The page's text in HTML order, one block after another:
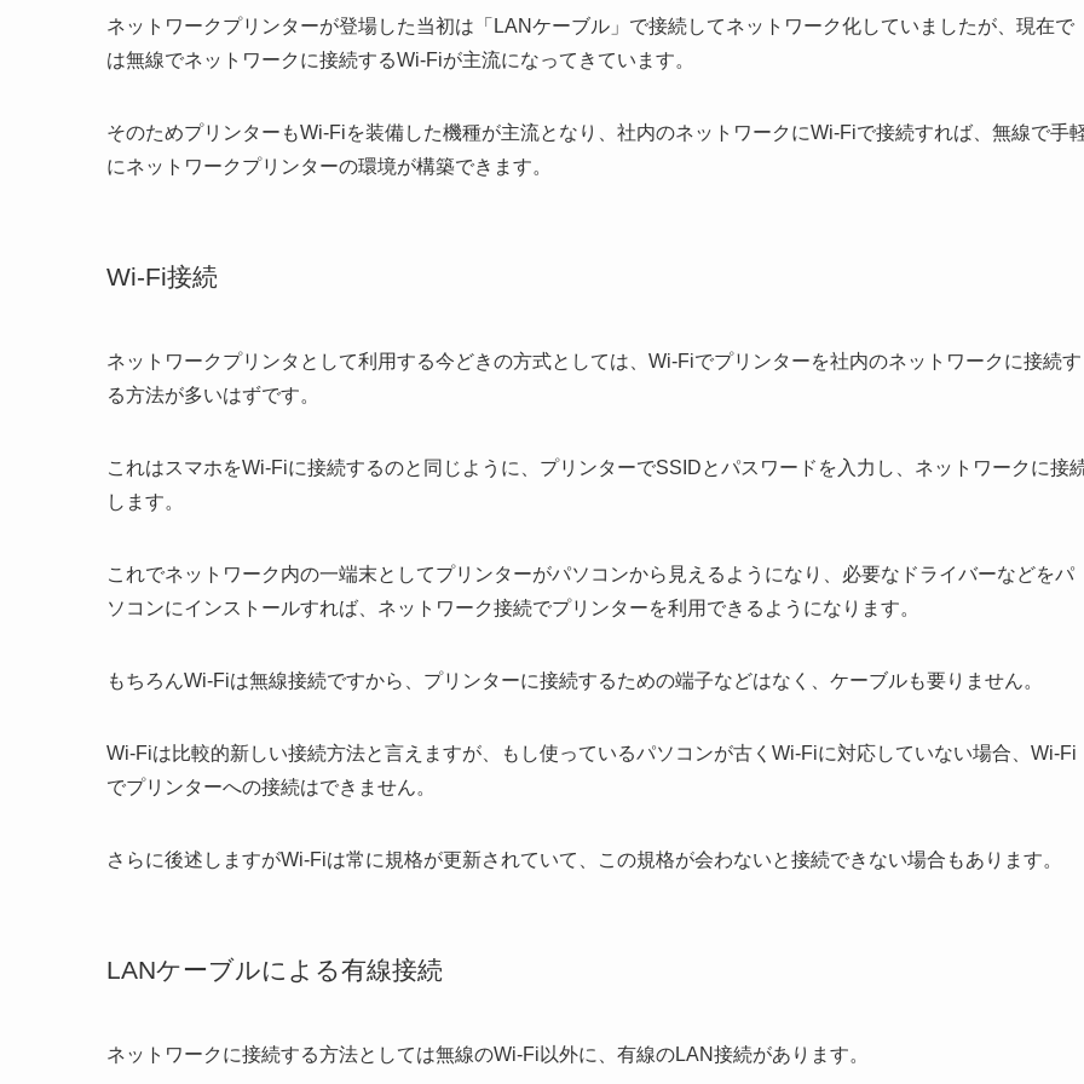
ネットワークプリンターが登場した当初は「LANケーブル」で接続してネットワーク化していましたが、現在で
は無線でネットワークに接続するWi-Fiが主流になってきています。
そのためプリンターもWi-Fiを装備した機種が主流となり、社内のネットワークにWi-Fiで接続すれば、無線で手
にネットワークプリンターの環境が構築できます。
Wi-Fi接続
ネットワークプリンタとして利用する今どきの方式としては、Wi-Fiでプリンターを社内のネットワークに接続す
る方法が多いはずです。
これはスマホをWi-Fiに接続するのと同じように、プリンターでSSIDとパスワードを入力し、ネットワークに接
します。
これでネットワーク内の一端末としてプリンターがパソコンから見えるようになり、必要なドライバーなどをパ
ソコンにインストールすれば、ネットワーク接続でプリンターを利用できるようになります。
もちろんWi-Fiは無線接続ですから、プリンターに接続するための端子などはなく、ケーブルも要りません。
Wi-Fiは比較的新しい接続方法と言えますが、もし使っているパソコンが古くWi-Fiに対応していない場合、Wi-Fi
でプリンターへの接続はできません。
さらに後述しますがWi-Fiは常に規格が更新されていて、この規格が会わないと接続できない場合もあります。
LANケーブルによる有線接続
ネットワークに接続する方法としては無線のWi-Fi以外に、有線のLAN接続があります。